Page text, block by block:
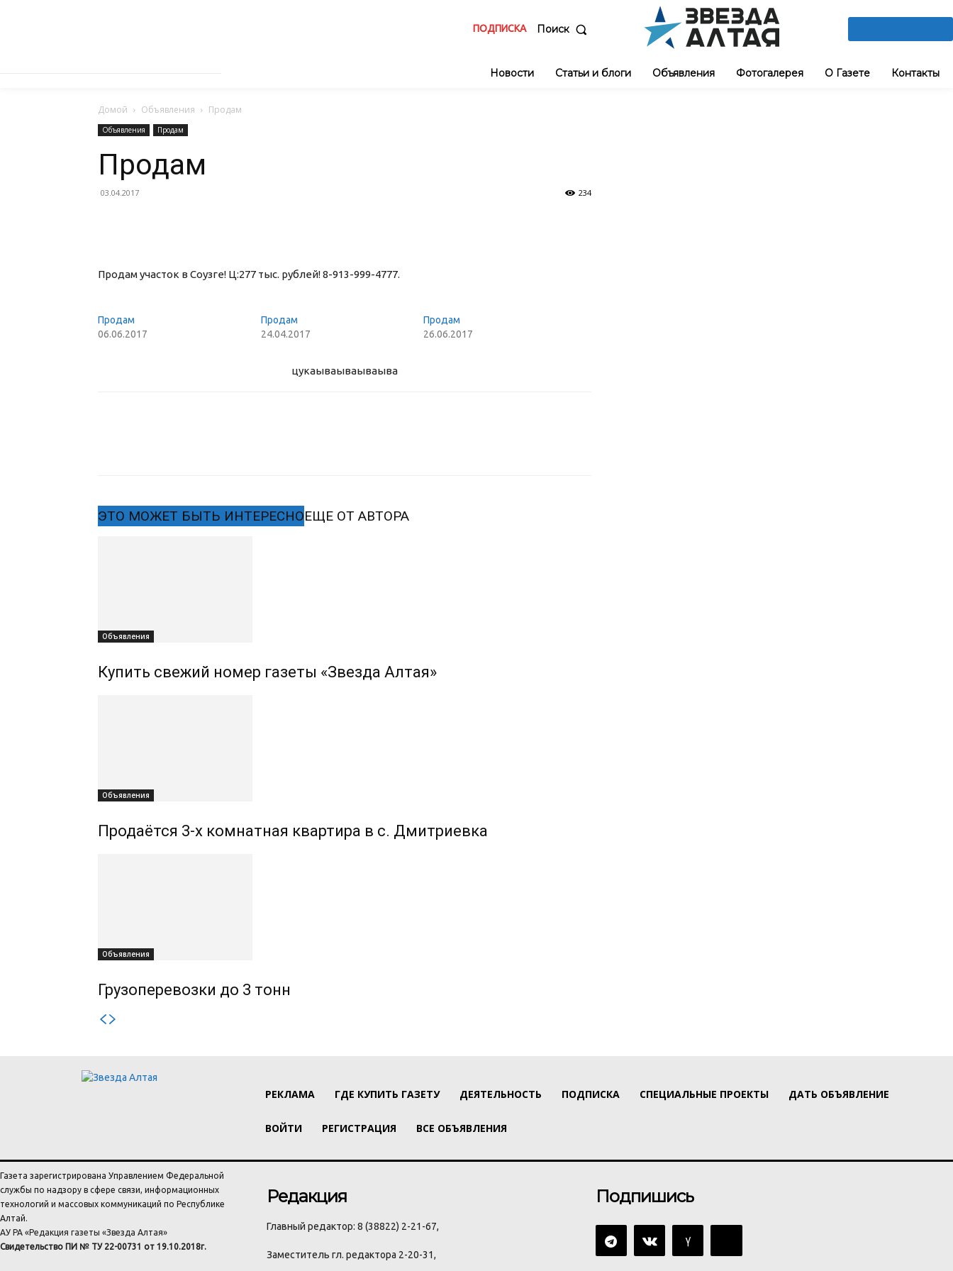
ПОДПИСКА Поиск
Новости Статьи и блоги Объявления Фотогалерея О Газете Контакты
Домой Объявления Продам
Объявления Продам
Продам
03.04.2017 234
Продам участок в Соузге! Ц:277 тыс. рублей! 8-913-999-4777.
Продам
06.06.2017
Продам
24.04.2017
Продам
26.06.2017
цукаываываываыва
ЭТО МОЖЕТ БЫТЬ ИНТЕРЕСНОЕЩЕ ОТ АВТОРА
Объявления
Купить свежий номер газеты «Звезда Алтая»
Объявления
Продаётся 3-х комнатная квартира в с. Дмитриевка
Объявления
Грузоперевозки до 3 тонн
РЕКЛАМА ГДЕ КУПИТЬ ГАЗЕТУ ДЕЯТЕЛЬНОСТЬ ПОДПИСКА СПЕЦИАЛЬНЫЕ ПРОЕКТЫ ДАТЬ ОБЪЯВЛЕНИЕ
ВОЙТИ РЕГИСТРАЦИЯ ВСЕ ОБЪЯВЛЕНИЯ
Газета зарегистрирована Управлением Федеральной
службы по надзору в сфере связи, информационных
технологий и массовых коммуникаций по Республике
Алтай.
АУ РА «Редакция газеты «Звезда Алтая»
Свидетельство ПИ № ТУ 22-00731 от 19.10.2018г.
Редакция
Главный редактор: 8 (38822) 2-21-67,
Заместитель гл. редактора 2-20-31,
Подпишись